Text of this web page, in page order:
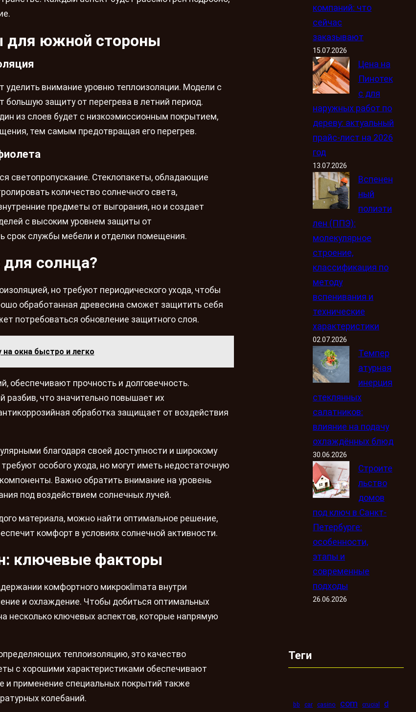
для южной стороны
внимание уровню теплоизоляции. Модели с
защиту от перегрева в летний период.
из слоев будет с низкоэмиссионным покрытием,
тем самым предотвращая его перегрев.
светопропускание. Стеклопакеты, обладающие
количество солнечного света,
предметы от выгорания, но и создает
с высоким уровнем защиты от
срок службы мебели и отделки помещения.
солнца?
но требуют периодического ухода, чтобы
обработанная древесина сможет защитить себя
потребоваться обновление защитного слоя.
на окна быстро и легко
обеспечивают прочность и долговечность.
что значительно повышает их
обработка защищает от воздействия
благодаря своей доступности и широкому
особого ухода, но могут иметь недостаточную
Важно обратить внимание на уровень
под воздействием солнечных лучей.
материала, можно найти оптимальное решение,
комфорт в условиях солнечной активности.
ключевые факторы
комфортного микрокlimата внутри
и охлаждение. Чтобы добиться оптимальных
несколько ключевых аспектов, которые напрямую
теплоизоляцию, это качество
с хорошими характеристиками обеспечивают
применение специальных покрытий также
колебаний.
компаний: что
сейчас
заказывают
15.07.2026
Цена на
Пинотек
с для
наружных работ по
дереву: актуальный
прайс-лист на 2026
год
13.07.2026
Вспенен
ный
полиэти
лен (ППЭ):
молекулярное
строение,
классификация по
методу
вспенивания и
технические
характеристики
02.07.2026
Темпер
атурная
инерция
стеклянных
салатников:
влияние на подачу
охлаждённых блюд
30.06.2026
Строите
льство
домов
под ключ в Санкт-
Петербурге:
особенности,
этапы и
современные
подходы
26.06.2026
Теги
bb car casino com crucial d